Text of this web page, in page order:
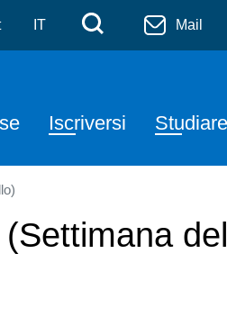
Skip to main content
IT Menù di
Cerca Mail
principale
Iscriversi Studiare